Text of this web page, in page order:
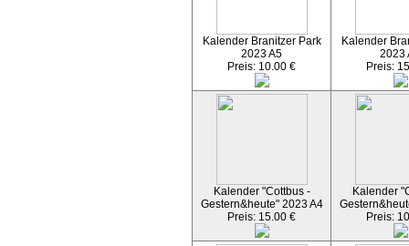
Kalender Branitzer Park
2023 A5
Preis: 10.00 €
Kalender
2023
Preis:
Kalender "Cottbus -
Gestern&heute" 2023 A4
Preis: 15.00 €
Kalender
Preis: